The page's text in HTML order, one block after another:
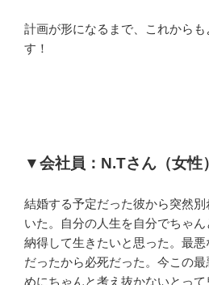
計画が形になるまで、これからも
す！
▼会社員： N.Tさん（女性）
結婚する予定だった彼から突然
いた。自分の人生を自分でちゃん
納得して生きたいと思った。最
だったから必死だった。今この
めにちゃんと考え抜かないとって